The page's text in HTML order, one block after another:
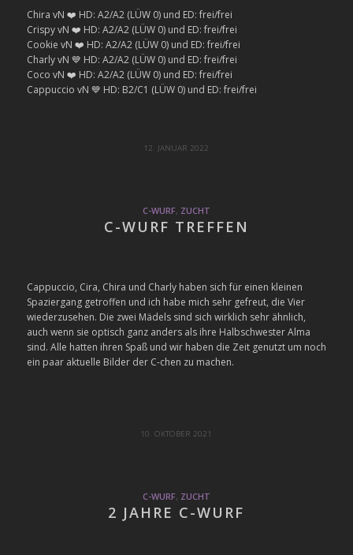
Chira vN ❤️ HD: A2/A2 (LÜW 0) und ED: frei/frei
Crispy vN ❤️ HD: A2/A2 (LÜW 0) und ED: frei/frei
Cookie vN ❤️ HD: A2/A2 (LÜW 0) und ED: frei/frei
Charly vN 💙 HD: A2/A2 (LÜW 0) und ED: frei/frei
Coco vN ❤️ HD: A2/A2 (LÜW 0) und ED: frei/frei
Cappuccio vN 💙 HD: B2/C1 (LÜW 0) und ED: frei/frei
12. JANUAR 2022
C-WURF, ZUCHT
C-WURF TREFFEN
Cappuccio, Cira, Chira und Charly haben sich für einen kleinen
Spaziergang getroffen und ich habe mich sehr gefreut, die Vier
wiederzusehen. Die zwei Mädels sind sich wirklich sehr ähnlich,
auch wenn sie optisch ganz anders als ihre Halbschwester Alma
sind. Alle hatten ihren Spaß und wir haben die Zeit genutzt um noch
ein paar aktuelle Bilder der C-chen zu machen.
10. OKTOBER 2021
C-WURF, ZUCHT
2 JAHRE C-WURF